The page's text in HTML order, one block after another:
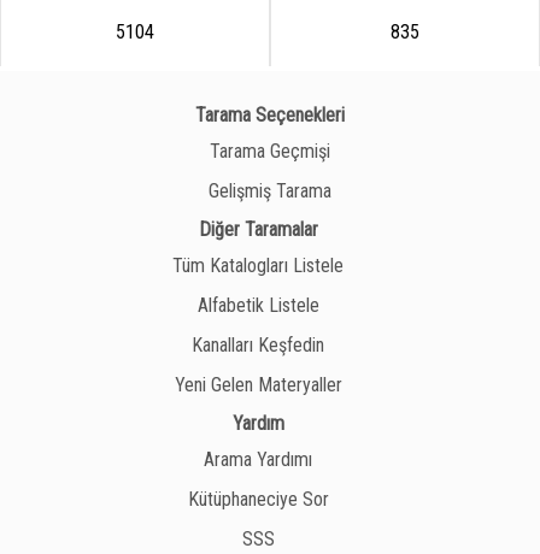
5104 835
Tarama Seçenekleri
Tarama Geçmişi
Gelişmiş Tarama
Diğer Taramalar
Tüm Katalogları Listele
Alfabetik Listele
Kanalları Keşfedin
Yeni Gelen Materyaller
Yardım
Arama Yardımı
Kütüphaneciye Sor
SSS